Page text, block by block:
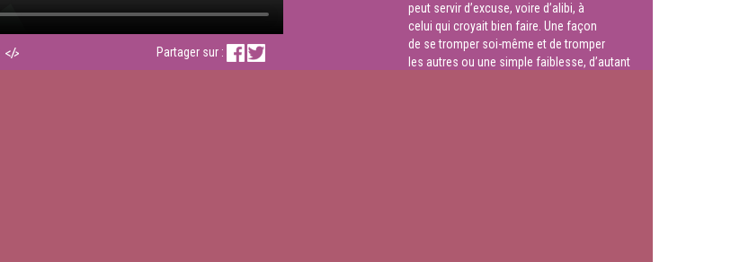
Partager sur :
peut servir d’excuse, voire d’alibi, à
celui qui croyait bien faire. Une façon
de se tromper soi-même et de tromper
les autres ou une simple faiblesse, d’autant